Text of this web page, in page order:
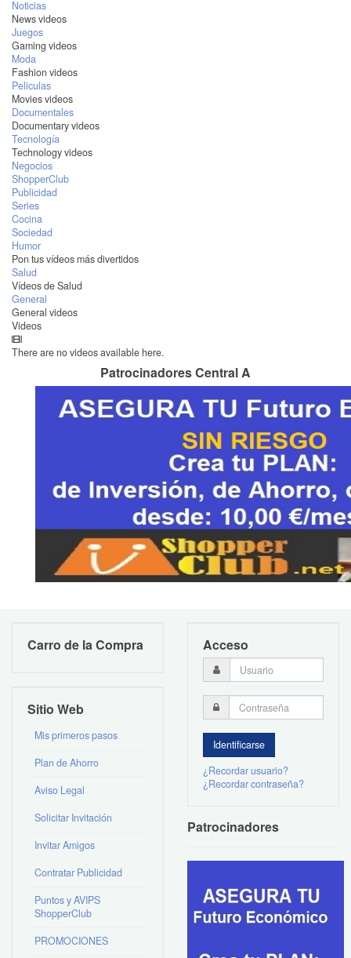
Noticias
News videos
Juegos
Gaming videos
Moda
Fashion videos
Peliculas
Movies videos
Documentales
Documentary videos
Tecnología
Technology videos
Negocios
ShopperClub
Publicidad
Series
Cocina
Sociedad
Humor
Pon tus vídeos más divertidos
Salud
Vídeos de Salud
General
General videos
Videos
There are no videos available here.
Patrocinadores Central A
Carro de la Compra
Sitio Web
Mis primeros pasos
Plan de Ahorro
Aviso Legal
Solicitar Invitación
Invitar Amigos
Contratar Publicidad
Puntos y AVIPS
ShopperClub
PROMOCIONES
Acceso
¿Recordar usuario?
¿Recordar contraseña?
Patrocinadores